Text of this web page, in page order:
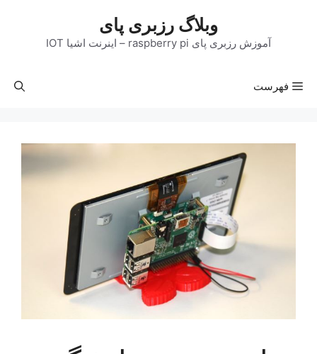
وبلاگ رزبری پای
آموزش رزبری پای raspberry pi – اینرنت اشیا IOT
فهرست